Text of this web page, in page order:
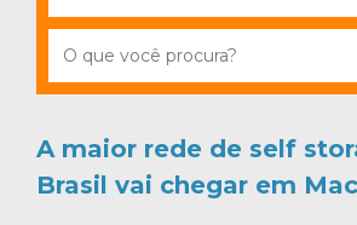
A maior rede de self
Brasil vai chegar em